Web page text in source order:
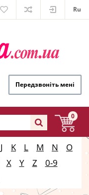
Ru
Передзвоніть мені
0
J K L M N
O
X Y Z
0-9